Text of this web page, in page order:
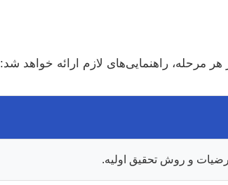
راهنمایی‌های لازم ارائه خواهد شد:
و روش تحقیق اولیه.